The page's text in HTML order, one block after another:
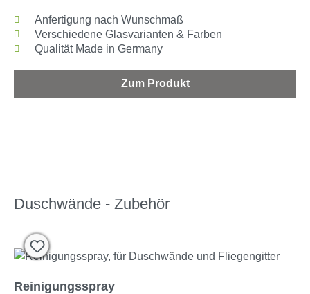
Anfertigung nach Wunschmaß
Verschiedene Glasvarianten & Farben
Qualität Made in Germany
Zum Produkt
Duschwände - Zubehör
Reinigungsspray